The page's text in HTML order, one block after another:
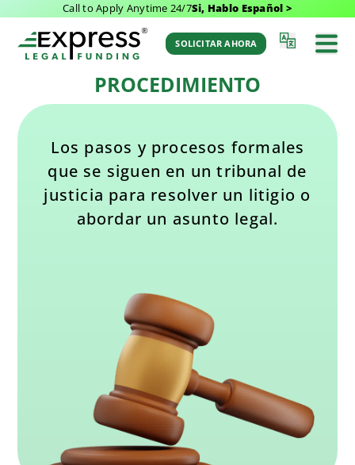
Call to Apply Anytime 24/7Si, Hablo Español >
SOLICITAR AHORA
Volver al Glosario
por Aaron Winston
PROCEDIMIENTO
Los pasos y procesos formales
que se siguen en un tribunal de
justicia para resolver un litigio o
abordar un asunto legal.